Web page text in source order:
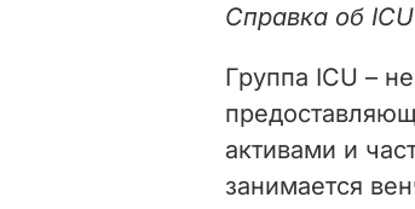
Справка об ICU
Группа ICU –
активами и
занимается